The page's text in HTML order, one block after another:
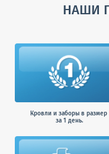
НАШИ
Кровли и заборы в размер
за 1 день.